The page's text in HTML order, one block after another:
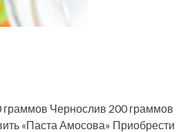
Чернослив 200 граммов
«Паста Амосова» Приобрести